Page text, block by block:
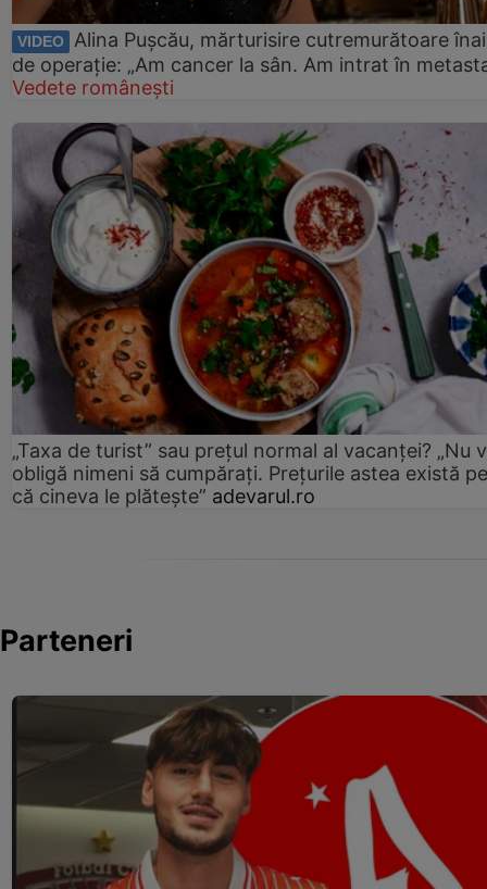
VIDEO Alina Pușcău, mărturisire cutremurătoare
de operație: „Am cancer la sân. Am intrat în
Vedete românești
„Taxa de turist” sau prețul normal al vacanței? „Nu
obligă nimeni să cumpărați. Prețurile astea există
că cineva le plătește” adevarul.ro
Parteneri